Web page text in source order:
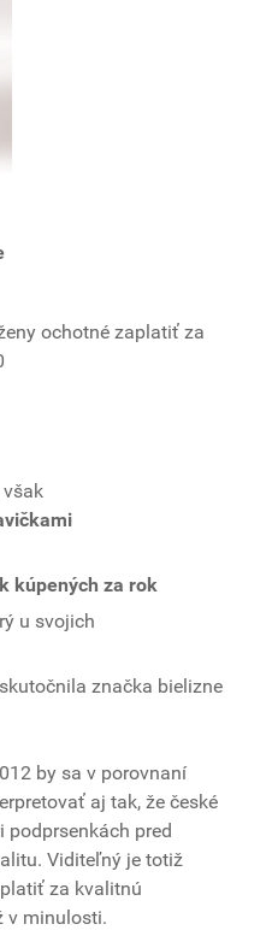
ochotné zaplatiť za
však
kúpených za rok
u svojich
značka bielizne
by sa v porovnaní
aj tak, že české
podprsenkách pred
Viditeľný je totiž
za kvalitnú
v minulosti.